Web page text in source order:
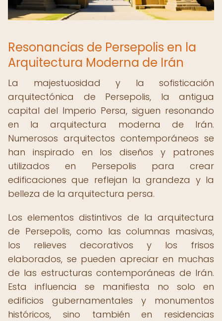
Resonancias de Persepolis en la
Arquitectura Moderna de Irán
La majestuosidad y la sofisticación
arquitectónica de Persepolis, la antigua
capital del Imperio Persa, siguen resonando
en la arquitectura moderna de Irán.
Numerosos arquitectos contemporáneos se
han inspirado en los diseños y patrones
utilizados en Persepolis para crear
edificaciones que reflejan la grandeza y la
belleza de la arquitectura persa.
Los elementos distintivos de la arquitectura
de Persepolis, como las columnas masivas,
los relieves decorativos y los frisos
elaborados, se pueden apreciar en muchas
de las estructuras contemporáneas de Irán.
Esta influencia se manifiesta no solo en
edificios gubernamentales y monumentos
históricos, sino también en residencias